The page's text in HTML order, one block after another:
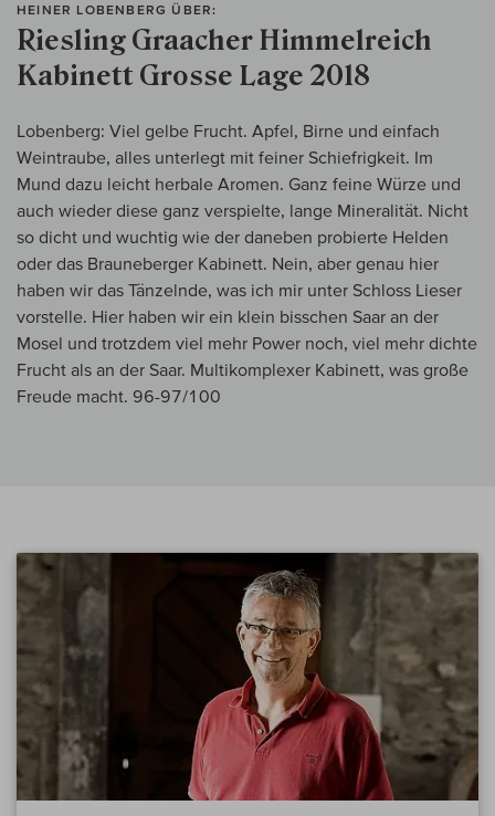
HEINER LOBENBERG ÜBER:
Riesling Graacher Himmelreich
Kabinett Grosse Lage 2018
Lobenberg: Viel gelbe Frucht. Apfel, Birne und einfach
Weintraube, alles unterlegt mit feiner Schiefrigkeit. Im
Mund dazu leicht herbale Aromen. Ganz feine Würze und
auch wieder diese ganz verspielte, lange Mineralität. Nicht
so dicht und wuchtig wie der daneben probierte Helden
oder das Brauneberger Kabinett. Nein, aber genau hier
haben wir das Tänzelnde, was ich mir unter Schloss Lieser
vorstelle. Hier haben wir ein klein bisschen Saar an der
Mosel und trotzdem viel mehr Power noch, viel mehr dichte
Frucht als an der Saar. Multikomplexer Kabinett, was große
Freude macht. 96-97/100